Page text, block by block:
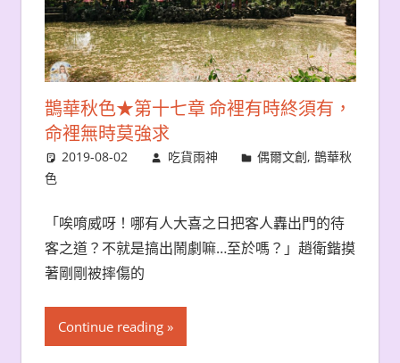
鵲華秋色★第十七章 命裡有時終須有，
命裡無時莫強求
2019-08-02 吃貨雨神 偶爾文創,鵲華秋
色
「唉唷威呀！哪有人大喜之日把客人轟出門的待
客之道？不就是搞出鬧劇嘛…至於嗎？」趙衛鍇摸
著剛剛被摔傷的
Continue reading